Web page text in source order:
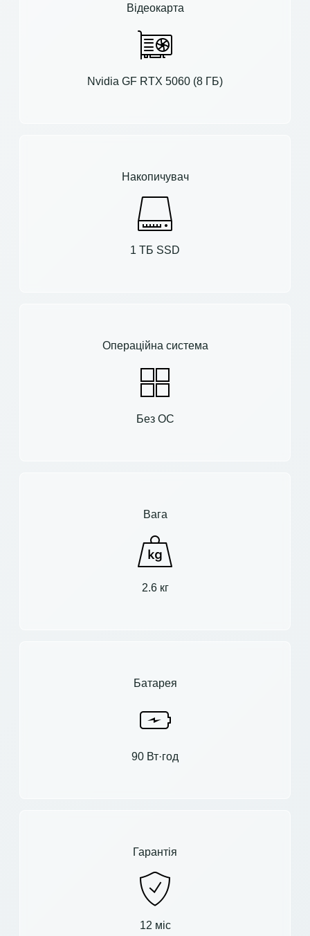
Відеокарта
Nvidia GF RTX 5060 (8 ГБ)
Накопичувач
1 ТБ SSD
Операційна система
Без ОС
Вага
2.6 кг
Батарея
90 Вт·год
Гарантія
12 міс